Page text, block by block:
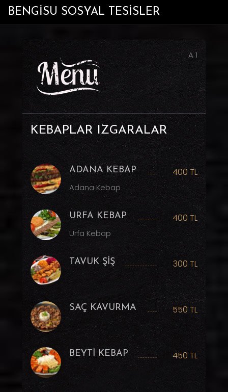
BENGİSU SOSYAL TESİSLER
A 1
KEBAPLAR IZGARALAR
ADANA KEBAP 400 TL
Adana Kebap
URFA KEBAP 400 TL
Urfa Kebap
TAVUK ŞİŞ 300 TL
SAÇ KAVURMA 550 TL
BEYTİ KEBAP 450 TL